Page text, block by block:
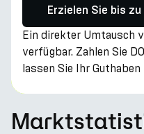
Erzielen Sie bis
Ein direkter Umtausch
verfügbar. Zahlen Sie
lassen Sie Ihr